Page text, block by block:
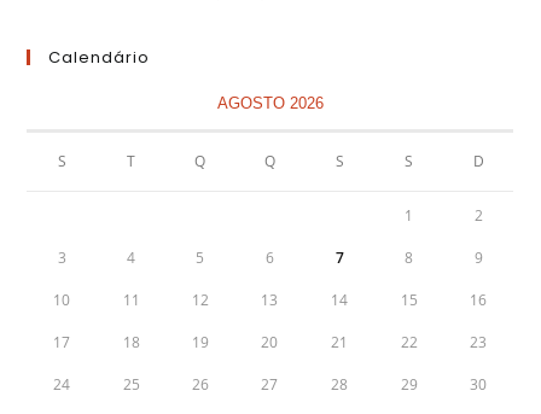
Calendário
AGOSTO 2026
S T Q Q S S D
1 2
3 4 5 6 7 8 9
10 11 12 13 14 15 16
17 18 19 20 21 22 23
24 25 26 27 28 29 30